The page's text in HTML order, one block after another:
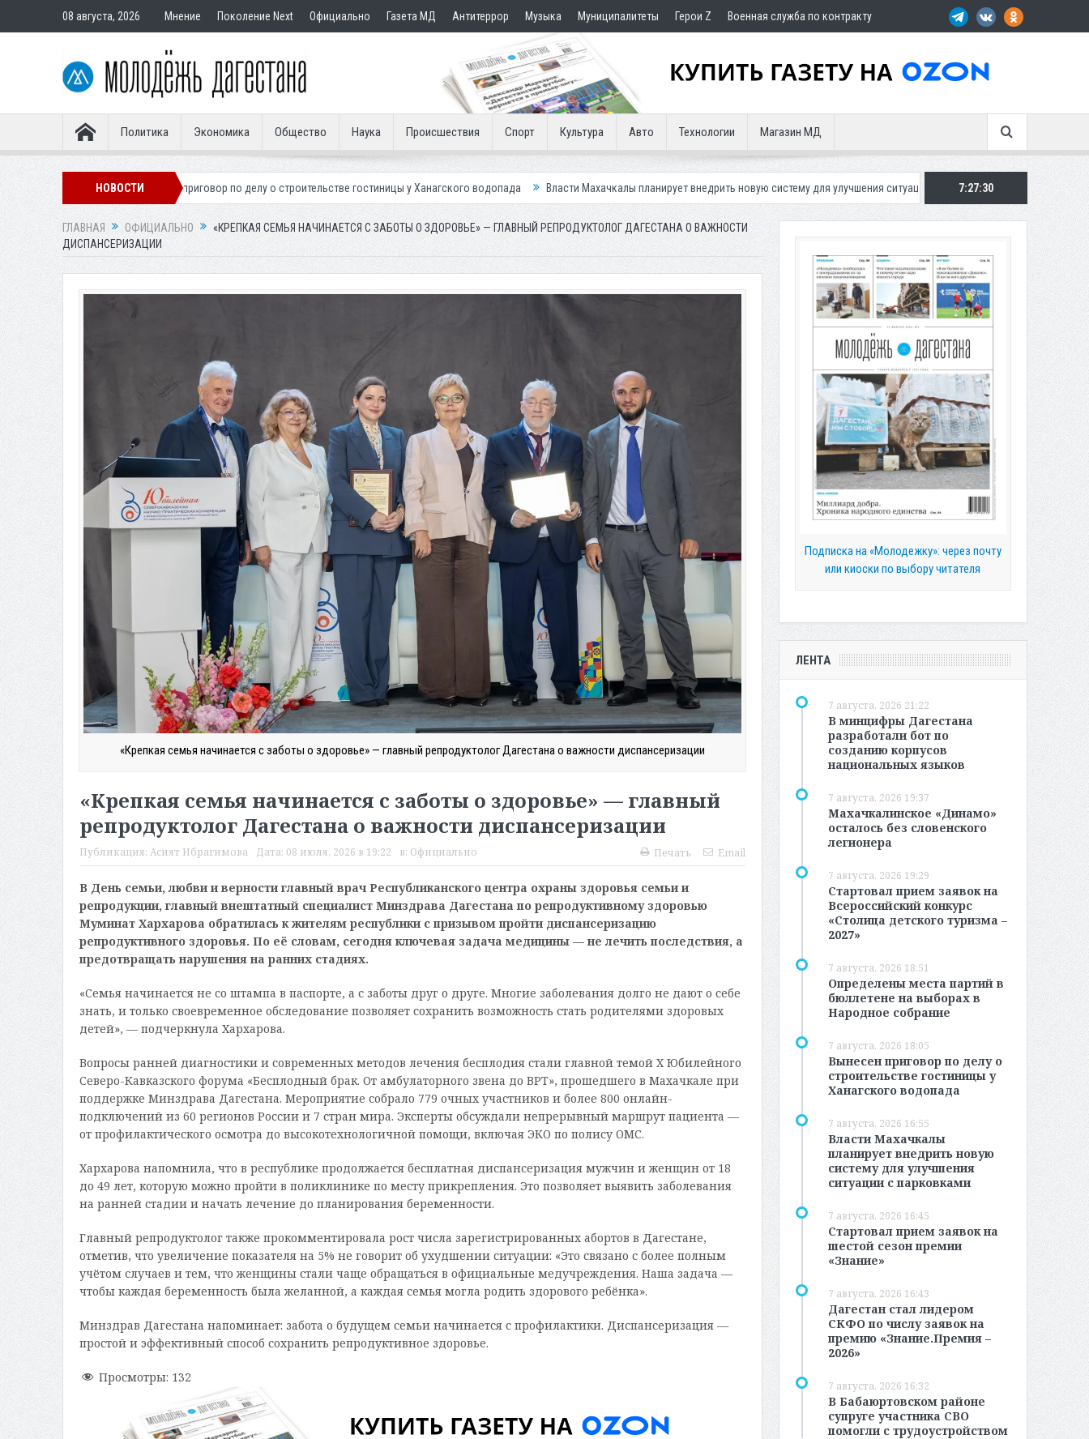
08 августа, 2026 Мнение Поколение Next Официально Газета МД Антитеррор Музыка Муниципалитеты Герои Z Военная служба по контракту
Политика Экономика Общество Наука Происшествия Спорт Культура Авто Технологии Магазин МД
НОВОСТИ
Вынесен приговор по делу о строительстве гостиницы у Ханагского водопада Власти Махачкалы планирует внедрить новую систему для улучшения ситуации с парковками Махачкалинское «Динамо»
7:27:32
ГЛАВНАЯ ОФИЦИАЛЬНО
«КРЕПКАЯ СЕМЬЯ НАЧИНАЕТСЯ С ЗАБОТЫ О ЗДОРОВЬЕ» — ГЛАВНЫЙ РЕПРОДУКТОЛОГ ДАГЕСТАНА О ВАЖНОСТИ
ДИСПАНСЕРИЗАЦИИ
«Крепкая семья начинается с заботы о здоровье» — главный репродуктолог Дагестана о важности диспансеризации
«Крепкая семья начинается с заботы о здоровье» — главный
репродуктолог Дагестана о важности диспансеризации
Публикация: Асият Ибрагимова Дата: 08 июля, 2026 в 19:22 в: Официально Печать Email
В День семьи, любви и верности главный врач Республиканского центра охраны здоровья семьи и
репродукции, главный внештатный специалист Минздрава Дагестана по репродуктивному здоровью
Муминат Хархарова обратилась к жителям республики с призывом пройти диспансеризацию
репродуктивного здоровья. По её словам, сегодня ключевая задача медицины — не лечить последствия, а
предотвращать нарушения на ранних стадиях.
«Семья начинается не со штампа в паспорте, а с заботы друг о друге. Многие заболевания долго не дают о себе
знать, и только своевременное обследование позволяет сохранить возможность стать родителями здоровых
детей», — подчеркнула Хархарова.
Вопросы ранней диагностики и современных методов лечения бесплодия стали главной темой X Юбилейного
Северо-Кавказского форума «Бесплодный брак. От амбулаторного звена до ВРТ», прошедшего в Махачкале при
поддержке Минздрава Дагестана. Мероприятие собрало 779 очных участников и более 800 онлайн-
подключений из 60 регионов России и 7 стран мира. Эксперты обсуждали непрерывный маршрут пациента —
от профилактического осмотра до высокотехнологичной помощи, включая ЭКО по полису ОМС.
Хархарова напомнила, что в республике продолжается бесплатная диспансеризация мужчин и женщин от 18
до 49 лет, которую можно пройти в поликлинике по месту прикрепления. Это позволяет выявить заболевания
на ранней стадии и начать лечение до планирования беременности.
Главный репродуктолог также прокомментировала рост числа зарегистрированных абортов в Дагестане,
отметив, что увеличение показателя на 5% не говорит об ухудшении ситуации: «Это связано с более полным
учётом случаев и тем, что женщины стали чаще обращаться в официальные медучреждения. Наша задача —
чтобы каждая беременность была желанной, а каждая семья могла родить здорового ребёнка».
Минздрав Дагестана напоминает: забота о будущем семьи начинается с профилактики. Диспансеризация —
простой и эффективный способ сохранить репродуктивное здоровье.
Просмотры: 132
Подписка на «Молодежку»: через почту
или киоски по выбору читателя
ЛЕНТА
7 августа, 2026 21:22
В минцифры Дагестана
разработали бот по
созданию корпусов
национальных языков
7 августа, 2026 19:37
Махачкалинское «Динамо»
осталось без словенского
легионера
7 августа, 2026 19:29
Стартовал прием заявок на
Всероссийский конкурс
«Столица детского туризма –
2027»
7 августа, 2026 18:51
Определены места партий в
бюллетене на выборах в
Народное собрание
7 августа, 2026 18:05
Вынесен приговор по делу о
строительстве гостиницы у
Ханагского водопада
7 августа, 2026 16:55
Власти Махачкалы
планирует внедрить новую
систему для улучшения
ситуации с парковками
7 августа, 2026 16:45
Стартовал прием заявок на
шестой сезон премии
«Знание»
7 августа, 2026 16:43
Дагестан стал лидером
СКФО по числу заявок на
премию «Знание.Премия –
2026»
7 августа, 2026 16:32
В Бабаюртовском районе
супруге участника СВО
помогли с трудоустройством